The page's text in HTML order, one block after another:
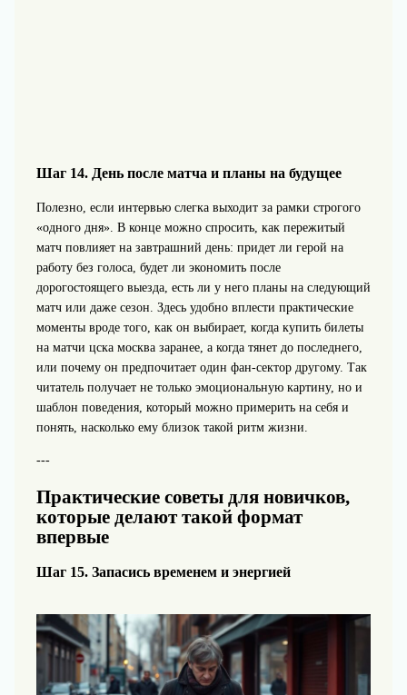
Шаг 14. День после матча и планы на будущее
Полезно, если интервью слегка выходит за рамки строгого
«одного дня». В конце можно спросить, как пережитый
матч повлияет на завтрашний день: придет ли герой на
работу без голоса, будет ли экономить после
дорогостоящего выезда, есть ли у него планы на следующий
матч или даже сезон. Здесь удобно вплести практические
моменты вроде того, как он выбирает, когда купить билеты
на матчи цска москва заранее, а когда тянет до последнего,
или почему он предпочитает один фан-сектор другому. Так
читатель получает не только эмоциональную картину, но и
шаблон поведения, который можно примерить на себя и
понять, насколько ему близок такой ритм жизни.
---
Практические советы для новичков,
которые делают такой формат
впервые
Шаг 15. Запасись временем и энергией